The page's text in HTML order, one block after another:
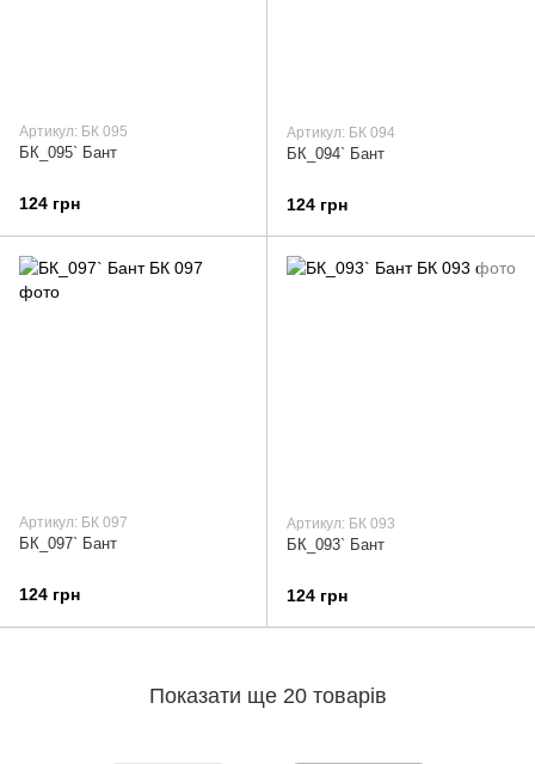
Артикул: БК 095
БК_095` Бант
124 грн
Артикул: БК 094
БК_094` Бант
124 грн
Артикул: БК 097
БК_097` Бант
124 грн
Артикул: БК 093
БК_093` Бант
124 грн
Показати ще 20 товарів